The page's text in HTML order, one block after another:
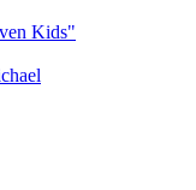
Kids"